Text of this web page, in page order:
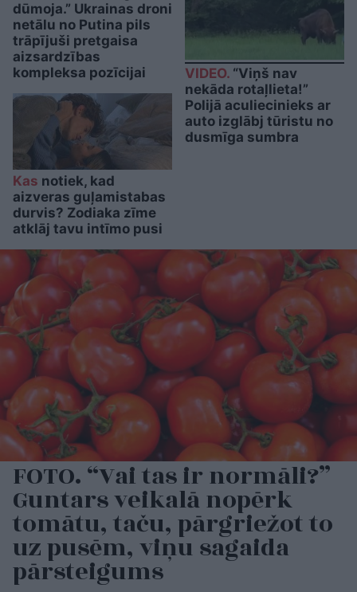
dūmoja.” Ukrainas droni
netālu no Putina pils
trāpījuši pretgaisa
aizsardzības
kompleksa pozīcijai
Kas notiek, kad
aizveras guļamistabas
durvis? Zodiaka zīme
atklāj tavu intīmo pusi
VIDEO. “Viņš nav
nekāda rotaļlieta!”
Polijā aculiecinieks ar
auto izglābj tūristu no
dusmīga sumbra
FOTO. “Vai tas ir normāli?”
Guntars veikalā nopērk
tomātu, taču, pārgriežot to
uz pusēm, viņu sagaida
pārsteigums